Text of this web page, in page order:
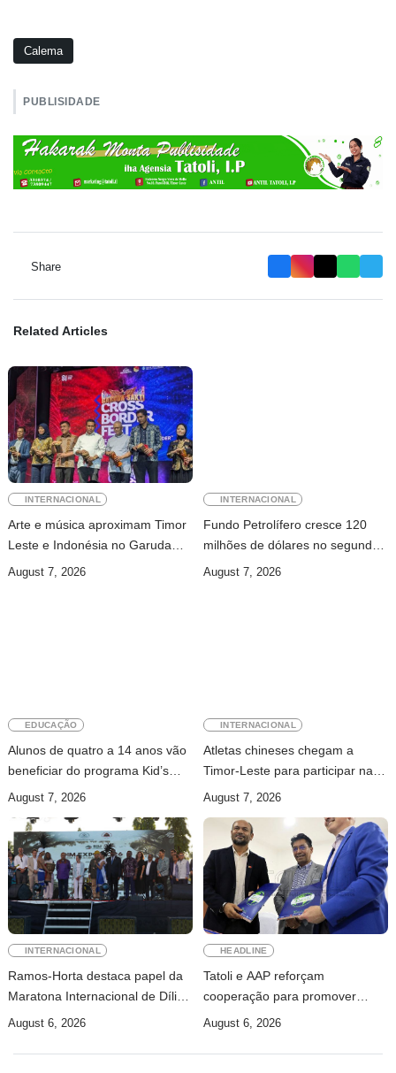
Calema
PUBLISIDADE
Share
Related Articles
INTERNACIONAL
Arte e música aproximam Timor
Leste e Indonésia no Garuda
Sakti Crossborder Fest 2026
August 7, 2026
INTERNACIONAL
Fundo Petrolífero cresce 120
milhões de dólares no segundo
trimestre
August 7, 2026
EDUCAÇÃO
Alunos de quatro a 14 anos vão
beneficiar do programa Kid’s
Athletics
August 7, 2026
INTERNACIONAL
Atletas chineses chegam a
Timor-Leste para participar na
Maratona Internacional de Díli
August 7, 2026
INTERNACIONAL
Ramos-Horta destaca papel da
Maratona Internacional de Díli
na mobilização da juventude
August 6, 2026
HEADLINE
Tatoli e AAP reforçam
cooperação para promover
jornalismo profissional em
August 6, 2026